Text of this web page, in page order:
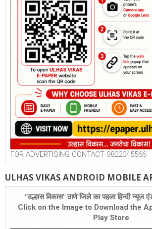
FOR ADVERTISING CONTACT 9822045566
ULHAS VIKAS ANDROID MOBILE
"उल्हास विकास" ठाणे जिले का पहला हिन्दी न्यूज
Click on the Image to Download the
Play Store